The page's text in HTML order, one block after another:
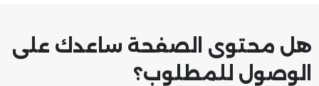
هل محتوى الصفحة ساعدك على
الوصول للمطلوب؟